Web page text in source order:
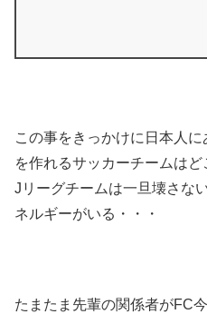
この事をきっかけに日本人に
を作れるサッカーチームはど
Jリーグチームは一旦壊さな
ネルギーがいる・・・
たまたま先輩の関係者がFC